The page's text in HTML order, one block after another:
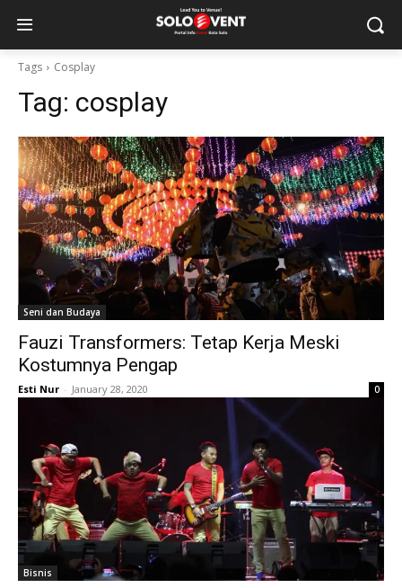
Tags Cosplay
Tag: cosplay
Seni dan Budaya
Fauzi Transformers: Tetap Kerja Meski
Kostumnya Pengap
Esti Nur - January 28, 2020 0
Bisnis